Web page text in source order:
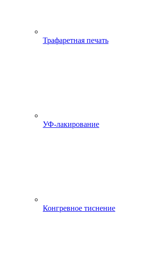
Трафаретная печать
УФ-лакирование
Конгревное тиснение